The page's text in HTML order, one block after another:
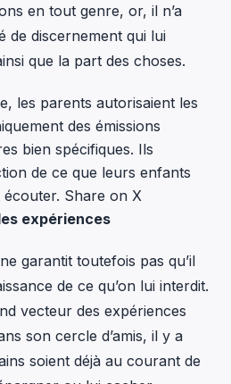
en tout genre, or, il n’a
de discernement qui lui
que la part des choses.
les parents autorisaient les
des émissions
bien spécifiques. Ils
de ce que leurs enfants
Share on X
expériences
garantit toutefois pas qu’il
de ce qu’on lui interdit.
vecteur des expériences
son cercle d’amis, il y a
soient déjà au courant de